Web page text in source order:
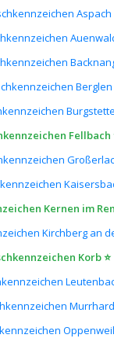
Aspach
Berglen
Fellbach
Kernen im
Kirchberg an
Korb ⭐